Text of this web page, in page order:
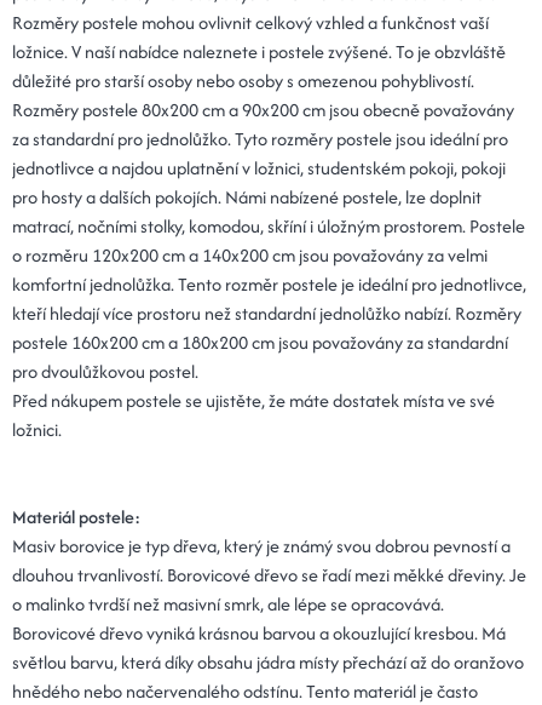
Rozměry postele mohou ovlivnit celkový vzhled a funkčnost vaší
ložnice. V naší nabídce naleznete i postele zvýšené. To je obzvláště
důležité pro starší osoby nebo osoby s omezenou pohyblivostí.
Rozměry postele 80x200 cm a 90x200 cm jsou obecně považovány
za standardní pro jednolůžko. Tyto rozměry postele jsou ideální pro
jednotlivce a najdou uplatnění v ložnici, studentském pokoji, pokoji
pro hosty a dalších pokojích. Námi nabízené postele, lze doplnit
matrací, nočními stolky, komodou, skříní i úložným prostorem. Postele
o rozměru 120x200 cm a 140x200 cm jsou považovány za velmi
komfortní jednolůžka. Tento rozměr postele je ideální pro jednotlivce,
kteří hledají více prostoru než standardní jednolůžko nabízí. Rozměry
postele 160x200 cm a 180x200 cm jsou považovány za standardní
pro dvoulůžkovou postel.
Před nákupem postele se ujistěte, že máte dostatek místa ve své
ložnici.
Materiál postele:
Masiv borovice je typ dřeva, který je známý svou dobrou pevností a
dlouhou trvanlivostí. Borovicové dřevo se řadí mezi měkké dřeviny. Je
o malinko tvrdší než masivní smrk, ale lépe se opracovává.
Borovicové dřevo vyniká krásnou barvou a okouzlující kresbou. Má
světlou barvu, která díky obsahu jádra místy přechází až do oranžovo
hnědého nebo načervenalého odstínu. Tento materiál je často